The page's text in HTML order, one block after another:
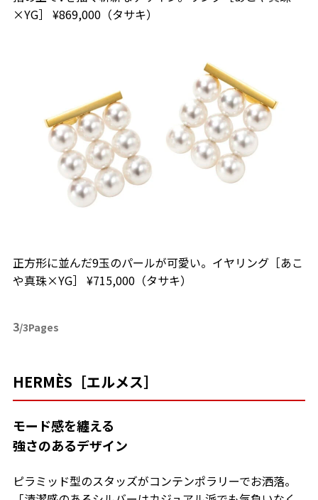
×YG］ ¥869,000（タサキ）
正方形に並んだ9玉のパールが可愛い。イヤリング［あこ
や真珠×YG］ ¥715,000（タサキ）
3/3Pages
HERMÈS［エルメス］
モード感を纏える
強さのあるデザイン
ピラミッド型のスタッズがコンテンポラリーでお洒落。